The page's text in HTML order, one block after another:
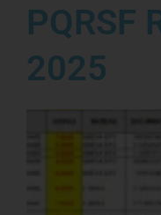
PQRSF
2025